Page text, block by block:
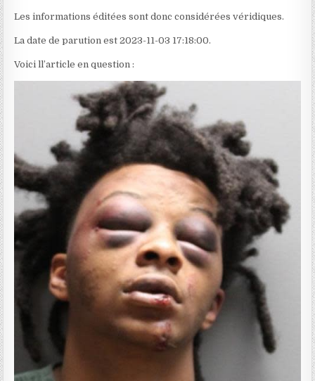
Les informations éditées sont donc considérées véridiques.
La date de parution est 2023-11-03 17:18:00.
Voici ll’article en question :